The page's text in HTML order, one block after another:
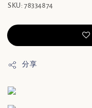
SKU: 78334874
分享